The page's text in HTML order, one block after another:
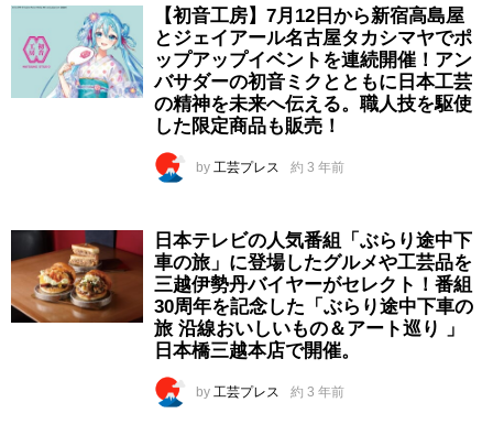
【初音工房】7月12日から新宿高島屋
とジェイアール名古屋タカシマヤでポ
ップアップイベントを連続開催！アン
バサダーの初音ミクとともに日本工芸
の精神を未来へ伝える。職人技を駆使
した限定商品も販売！
by 工芸プレス 約 3 年前
日本テレビの人気番組「ぶらり途中下
車の旅」に登場したグルメや工芸品を
三越伊勢丹バイヤーがセレクト！番組
30周年を記念した「ぶらり途中下車の
旅 沿線おいしいもの＆アート巡り 」
日本橋三越本店で開催。
by 工芸プレス 約 3 年前